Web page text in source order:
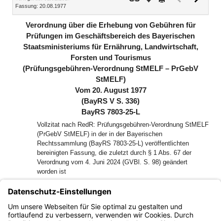
Fassung: 20.08.1977
(inaktiv)
Verordnung über die Erhebung von Gebühren für
Prüfungen im Geschäftsbereich des Bayerischen
Staatsministeriums für Ernährung, Landwirtschaft,
Forsten und Tourismus
(Prüfungsgebühren-Verordnung StMELF – PrGebV
StMELF)
Vom 20. August 1977
(BayRS V S. 336)
BayRS 7803-25-L
Vollzitat nach RedR: Prüfungsgebühren-Verordnung StMELF
(PrGebV StMELF) in der in der Bayerischen
Rechtssammlung (BayRS 7803-25-L) veröffentlichten
bereinigten Fassung, die zuletzt durch § 1 Abs. 67 der
Verordnung vom 4. Juni 2024 (GVBl. S. 98) geändert
worden ist
Auf Grund des Art. 25 Abs. 1 Nr. 1 des Kostengesetzes erläßt
und Forsten im Einvernehmen mit dem Bayerischen
Staatsministerium der Finanzen folgende Verordnung: